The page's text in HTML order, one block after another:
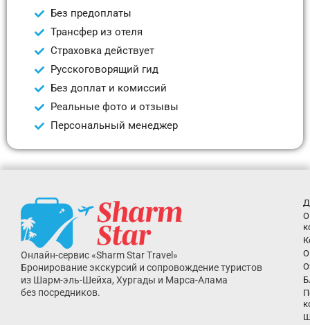
Без предоплаты
Трансфер из отеля
Страховка действует
Русскоговорящий гид
Без доплат и комиссий
Реальные фото и отзывы
Персональный менеджер
Онлайн-сервис «Sharm Star Travel»
Бронирование экскурсий и сопровождение туристов
из Шарм-эль-Шейха, Хургады и Марса-Алама
без посредников.
О